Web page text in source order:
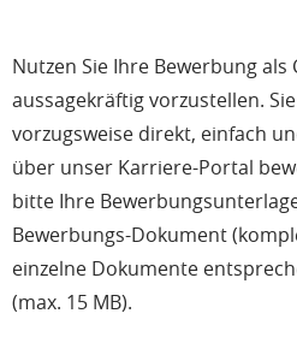
Nutzen Sie Ihre Bewerbung als
aussagekräftig vorzustellen.
vorzugsweise direkt, einfach
über unser Karriere-Portal
bitte Ihre
Bewerbungs-Dokument
einzelne Dokumente
(max. 15 MB).